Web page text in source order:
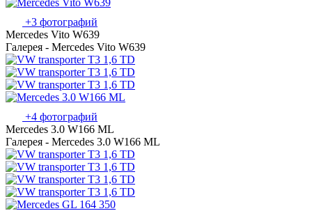
+3 фотографий
Mercedes Vito W639
Галерея - Mercedes Vito W639
+4 фотографий
Mercedes 3.0 W166 ML
Галерея - Mercedes 3.0 W166 ML